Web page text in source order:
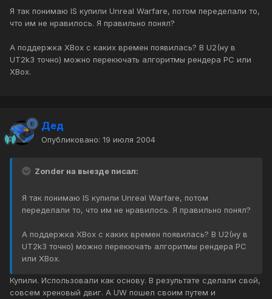
Я так понимаю IS купили Unreal Warfare, потом переделали то,
что им не нравилось. Я правильно понял?
А поддержка XBox c каких времен появилась? В U2(ну в
UT2k3 точно) можно перекючать алгоритмы рендера PC или
XBox.
Дед
Опубликовано: 19 июля 2004
Zonder на выезде писал:
Я так понимаю IS купили Unreal Warfare, потом
переделали то, что им не нравилось. Я правильно понял?
А поддержка XBox c каких времен появилась? В U2(ну в
UT2k3 точно) можно перекючать алгоритмы рендера PC
или XBox.
Купили. Использовали как основу. В результате сделали свой,
совсем хреновый двиг. А UW пошел своим путем и